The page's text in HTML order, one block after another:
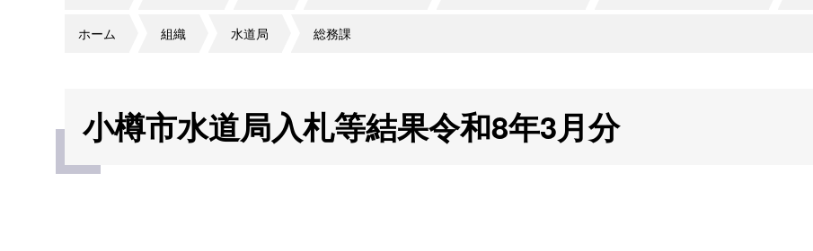
ホーム 組織 水道局 総務課
小樽市水道局入札等結果令和8年3月分